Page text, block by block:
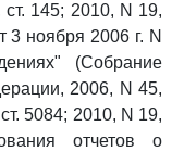
145; 2010, N 19,
3 ноября 2006 г. N
(Собрание
2006, N 45,
5084; 2010, N 19,
отчетов о